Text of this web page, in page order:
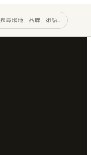
搜尋場地、品牌、術語…